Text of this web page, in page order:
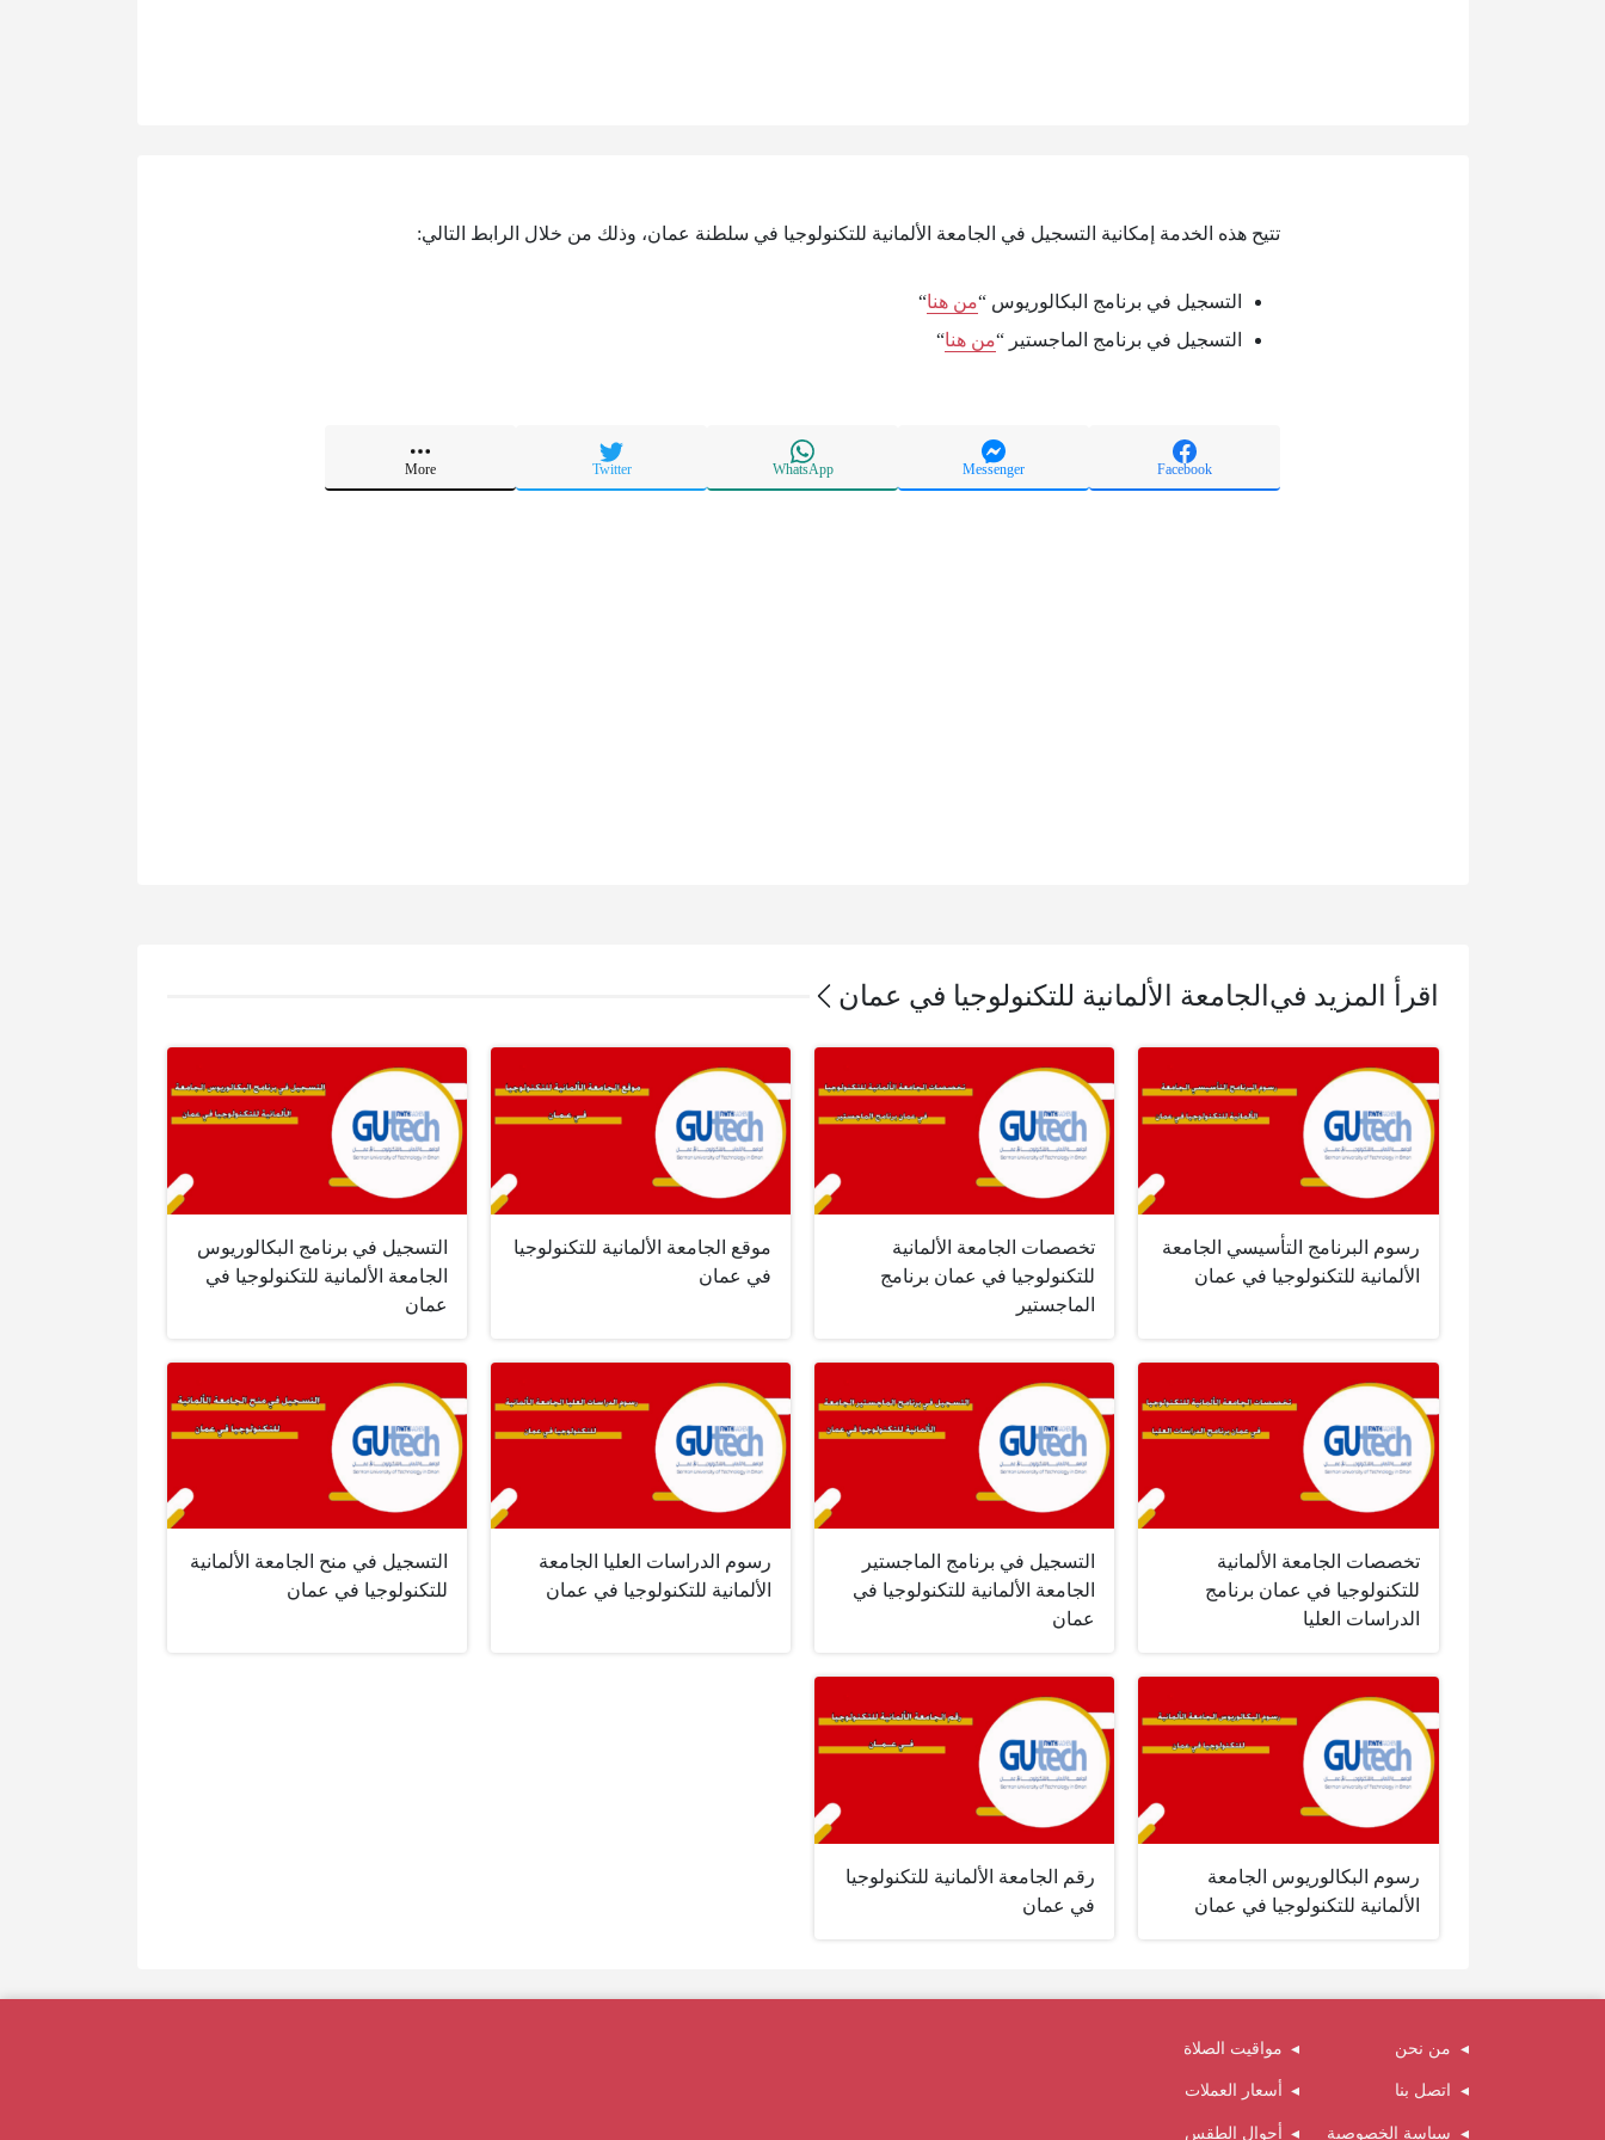
تتيح هذه الخدمة إمكانية التسجيل في الجامعة الألمانية للتكنولوجيا في سلطنة عمان، وذلك من خلال الرابط التالي:
التسجيل في برنامج البكالوريوس “من هنا“
التسجيل في برنامج الماجستير “من هنا“
Facebook
Messenger
WhatsApp
Twitter
More
اقرأ المزيد في الجامعة الألمانية للتكنولوجيا في عمان
رسوم البرنامج التأسيسي الجامعة
الألمانية للتكنولوجيا في عمان
تخصصات الجامعة الألمانية
للتكنولوجيا في عمان برنامج
الماجستير
موقع الجامعة الألمانية للتكنولوجيا
في عمان
التسجيل في برنامج البكالوريوس
الجامعة الألمانية للتكنولوجيا في
عمان
تخصصات الجامعة الألمانية
للتكنولوجيا في عمان برنامج
الدراسات العليا
التسجيل في برنامج الماجستير
الجامعة الألمانية للتكنولوجيا في
عمان
رسوم الدراسات العليا الجامعة
الألمانية للتكنولوجيا في عمان
التسجيل في منح الجامعة الألمانية
للتكنولوجيا في عمان
رسوم البكالوريوس الجامعة
الألمانية للتكنولوجيا في عمان
رقم الجامعة الألمانية للتكنولوجيا
في عمان
من نحن
اتصل بنا
سياسة الخصوصية
مواقيت الصلاة
أسعار العملات
أحوال الطقس